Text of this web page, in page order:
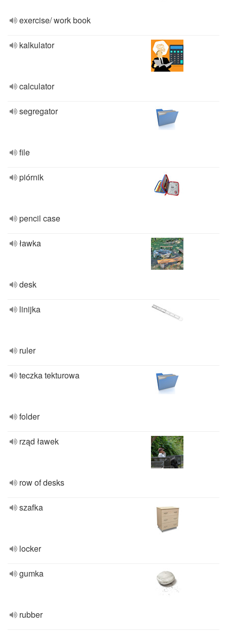
exercise/ work book
kalkulator
calculator
segregator
file
piórnik
pencil case
ławka
desk
linijka
ruler
teczka tekturowa
folder
rząd ławek
row of desks
szafka
locker
gumka
rubber